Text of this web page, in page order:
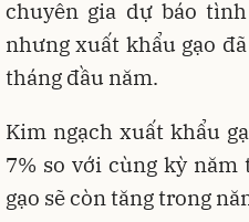
chuyên gia dự báo
nhưng xuất khẩu gạo
tháng đầu năm.
Kim ngạch xuất khẩu
7% so với cùng kỳ năm
gạo sẽ còn tăng trong